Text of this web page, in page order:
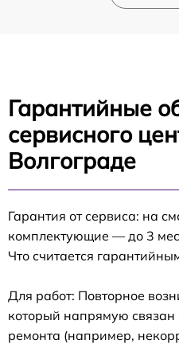
Гарантийные
сервисного
Волгограде
Гарантия от сервиса: на
комплектующие — до 3
Что считается
Для работ: Повторное
который напрямую связан
ремонта (например,